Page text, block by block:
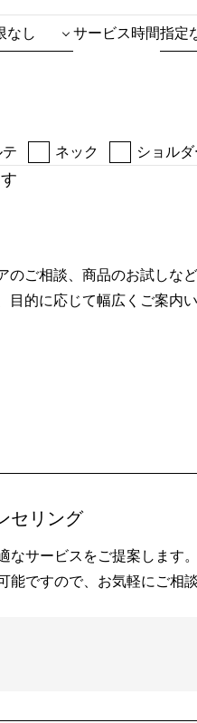
サービス時間
ネック ショルダ
のご相談、商品のお試しな
目的に応じて幅広くご案内
セリング
なサービスをご提案します。
能ですので、お気軽にご相談